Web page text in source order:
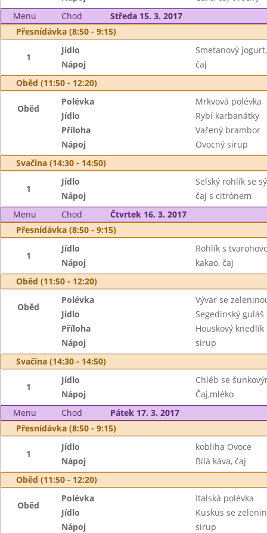
Menu
Chod
Středa 15. 3. 2017
Přesnídávka (8:50 - 9:15)
1
Jídlo
Smetanový
Nápoj
čaj
Oběd (11:50 - 12:20)
Oběd
Polévka
Mrkvová polévka
Jídlo
Rybí karbanátky
Příloha
Vařený brambor
Nápoj
Ovocný sirup
Svačina (14:30 - 14:50)
1
Jídlo
Selský rohlík se
Nápoj
čaj s citrónem
Menu
Chod
Čtvrtek 16. 3. 2017
Přesnídávka (8:50 - 9:15)
1
Jídlo
Rohlík s
Nápoj
kakao, čaj
Oběd (11:50 - 12:20)
Oběd
Polévka
Vývar se
Jídlo
Segedinský guláš
Příloha
Houskový knedlík
Nápoj
sirup
Svačina (14:30 - 14:50)
1
Jídlo
Chléb se
Nápoj
Čaj,mléko
Menu
Chod
Pátek 17. 3. 2017
Přesnídávka (8:50 - 9:15)
1
Jídlo
kobliha Ovoce
Nápoj
Bílá káva, čaj
Oběd (11:50 - 12:20)
Oběd
Polévka
Italská polévka
Jídlo
Kuskus se
Nápoj
sirup